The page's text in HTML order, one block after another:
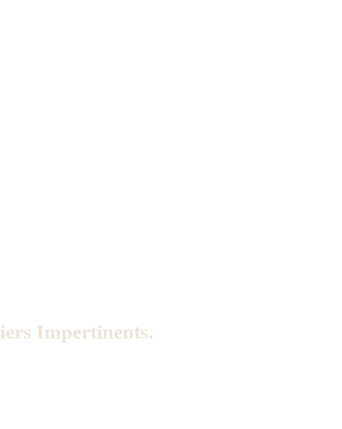
Impertinents.